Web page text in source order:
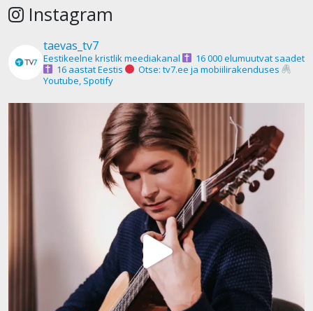
Instagram
taevas_tv7
Eestikeelne kristlik meediakanal
16 000 elumuutvat saadet
16 aastat Eestis
Otse: tv7.ee ja mobiilirakenduses
Youtube, Spotify